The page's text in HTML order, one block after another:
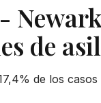
- Newark
de
de los casos